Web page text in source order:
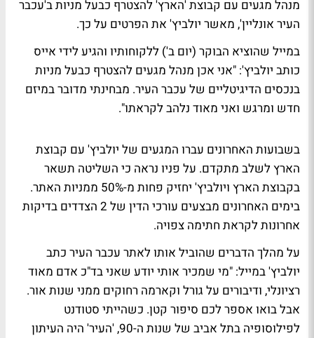
מנהל מגעים עם קבוצת 'הארץ' להצטרף כבעל מניות ב'עכבר
העיר אונליין', מאשר יולביץ' את הפרטים על כך.
במייל שהוציא הבוקר (יום ב') ללקוחותיו והגיע לידי אייס
כותב יולביץ': "אני אכן מנהל מגעים להצטרף כבעל מניות
בנכסים הדיגיטליים של עכבר העיר. מבחינתי מדובר במיזם
חדש ומרגש ואני מאוד נלהב לקראתו".
בשבועות האחרונים עברו המגעים של יולביץ' עם קבוצת
הארץ לשלב מתקדם. על פניו נראה כי השליטה תשאר
בקבוצת הארץ ויולביץ' יחזיק פחות מ-50% ממניות האתר.
בימים האחרונים מבצעים עורכי הדין של 2 הצדדים בדיקות
אחרונות לקראת חתימה צפויה.
על מהלך הדברים שהוביל אותו לאתר עכבר העיר כתב
יולביץ' במייל: "מי שמכיר אותי יודע שאני בד"כ אדם מאוד
רציונלי, ודיבורים על גורל וקארמה רחוקים ממני שנות אור.
אבל בואו אספר לכם סיפור קטן. כשהייתי סטודנט
לפילוסופיה בתל אביב של שנות ה-90, 'העיר' היה העיתון